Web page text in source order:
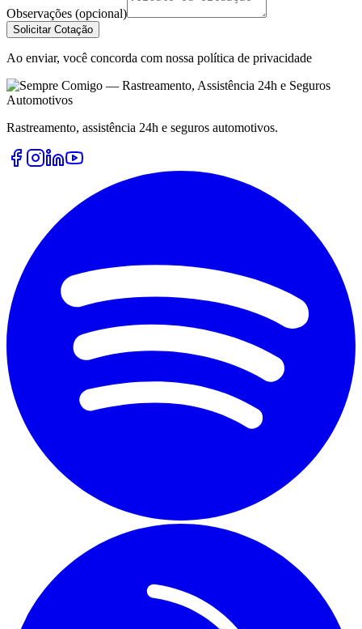
Observações (opcional)
Solicitar Cotação
Ao enviar, você concorda com nossa política de privacidade
Rastreamento, assistência 24h e seguros automotivos.